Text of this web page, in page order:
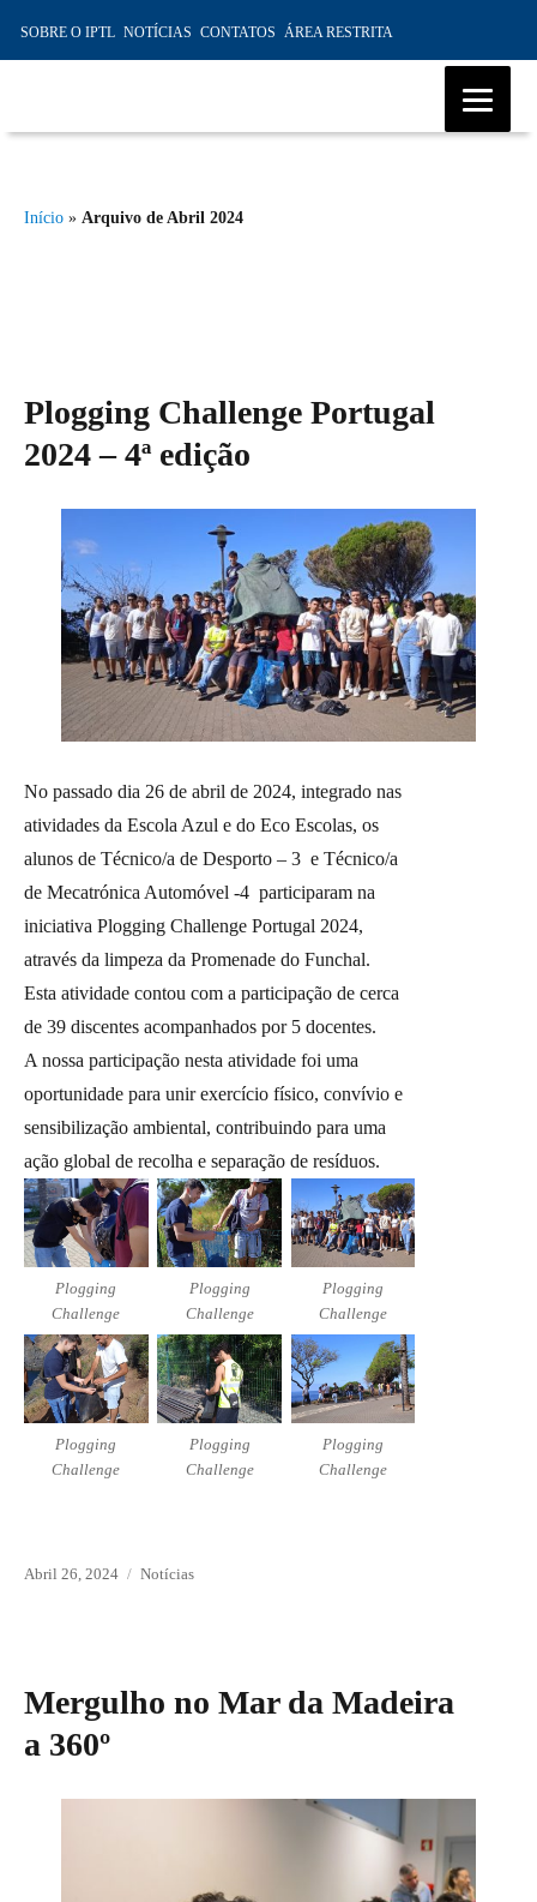
SOBRE O IPTL NOTÍCIAS CONTATOS ÁREA RESTRITA
Madeira, Ensino Profissional,
Início » Arquivo de Abril 2024
Plogging Challenge Portugal
2024 – 4ª edição
No passado dia 26 de abril de 2024, integrado nas
atividades da Escola Azul e do Eco Escolas, os
alunos de Técnico/a de Desporto – 3 e Técnico/a
de Mecatrónica Automóvel -4 participaram na
iniciativa Plogging Challenge Portugal 2024,
através da limpeza da Promenade do Funchal.
Esta atividade contou com a participação de cerca
de 39 discentes acompanhados por 5 docentes.
A nossa participação nesta atividade foi uma
oportunidade para unir exercício físico, convívio e
sensibilização ambiental, contribuindo para uma
ação global de recolha e separação de resíduos.
Plogging
Challenge
Plogging
Challenge
Plogging
Challenge
Plogging
Challenge
Plogging
Challenge
Plogging
Challenge
Posted
Abril 26, 2024 Categories
Notícias
Mergulho no Mar da Madeira
a 360º